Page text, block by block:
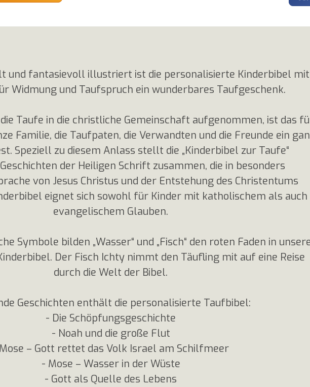
und fantasievoll illustriert ist die personalisierte Kinderbibel mit
Widmung und Taufspruch ein wunderbares Taufgeschenk.
Taufe in die christliche Gemeinschaft aufgenommen, ist das
Familie, die Taufpaten, die Verwandten und die Freunde ein
Speziell zu diesem Anlass stellt die „Kinderbibel zur Taufe“
der Heiligen Schrift zusammen, die in besonders
von Jesus Christus und der Entstehung des Christentums
eignet sich sowohl für Kinder mit katholischem als auch
evangelischem Glauben.
Symbole bilden „Wasser“ und „Fisch“ den roten Faden in
Der Fisch Ichty nimmt den Täufling mit auf eine Reise
durch die Welt der Bibel.
Geschichten enthält die personalisierte Taufbibel:
- Die Schöpfungsgeschichte
- Noah und die große Flut
– Gott rettet das Volk Israel am Schilfmeer
- Mose – Wasser in der Wüste
- Gott als Quelle des Lebens